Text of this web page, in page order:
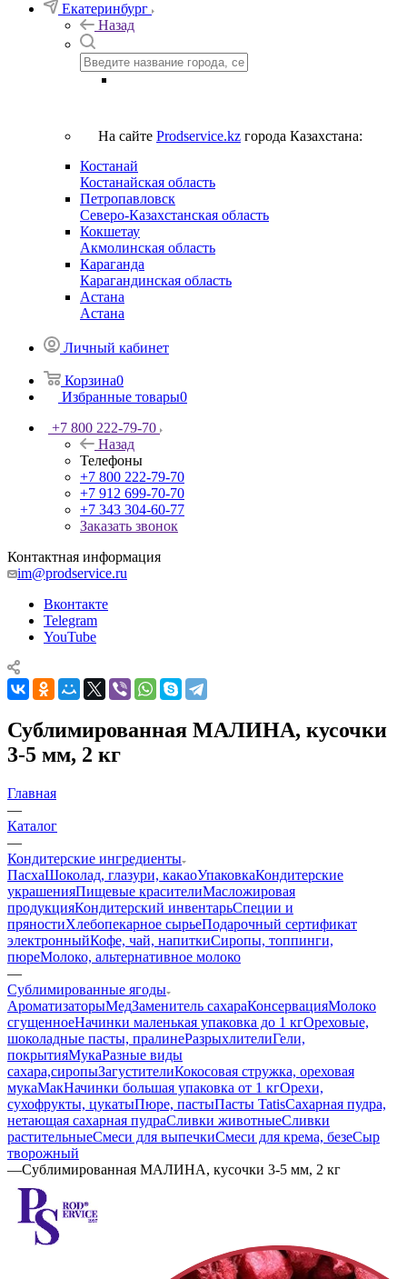
Екатеринбург
Назад
На сайте Prodservice.kz города Казахстана:
Костанай
Костанайская область
Петропавловск
Северо-Казахстанская область
Кокшетау
Акмолинская область
Караганда
Карагандинская область
Астана
Астана
Личный кабинет
Корзина0
Избранные товары0
+7 800 222-79-70
Назад
Телефоны
+7 800 222-79-70
+7 912 699-70-70
+7 343 304-60-77
Заказать звонок
Контактная информация
im@prodservice.ru
Вконтакте
Telegram
YouTube
Сублимированная МАЛИНА, кусочки
3-5 мм, 2 кг
Главная
—
Каталог
—
Кондитерские ингредиенты
ПасхаШоколад, глазури, какаоУпаковкаКондитерские
украшенияПищевые красителиМасложировая
продукцияКондитерский инвентарьСпеции и
пряностиХлебопекарное сырьеПодарочный сертификат
электронныйКофе, чай, напиткиСиропы, топпинги,
пюреМолоко, альтернативное молоко
—
Сублимированные ягоды
АроматизаторыМедЗаменитель сахараКонсервацияМолоко
сгущенноеНачинки маленькая упаковка до 1 кгОреховые,
шоколадные пасты, пралинеРазрыхлителиГели,
покрытияМукаРазные виды
сахара,сиропыЗагустителиКокосовая стружка, ореховая
мукаМакНачинки большая упаковка от 1 кгОрехи,
сухофрукты, цукатыПюре, пастыПасты TatisСахарная пудра,
нетающая сахарная пудраСливки животныеСливки
растительныеСмеси для выпечкиСмеси для крема, безеСыр
творожный
—Сублимированная МАЛИНА, кусочки 3-5 мм, 2 кг